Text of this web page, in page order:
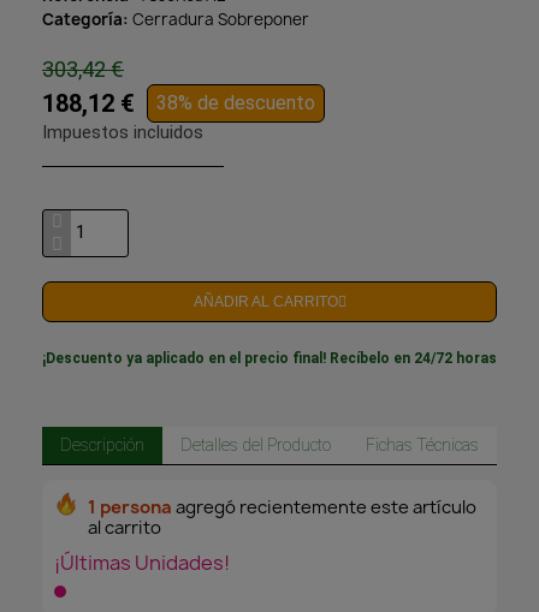
Categoría Cerradura Sobreponer
303,42 €
188,12 € 38% de descuento
Impuestos incluidos
AÑADIR AL CARRITO
¡Descuento ya aplicado en el precio final! Recíbelo en 24/72 horas
Descripción Detalles del Producto Fichas Técnicas
1 persona agregó recientemente este artículo
al carrito
¡Últimas Unidades!